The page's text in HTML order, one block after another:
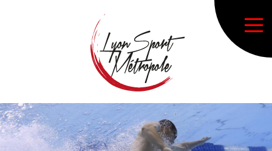
Fermeture de la section natation